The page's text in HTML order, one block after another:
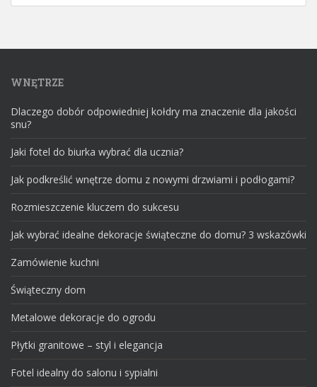
WNĘTRZE
Dlaczego dobór odpowiedniej kołdry ma znaczenie dla jakości
snu?
Jaki fotel do biurka wybrać dla ucznia?
Jak podkreślić wnętrze domu z nowymi drzwiami i podłogami?
Rozmieszczenie kluczem do sukcesu
Jak wybrać idealne dekoracje świąteczne do domu? 3 wskazówki
Zamówienie kuchni
Świąteczny dom
Metalowe dekoracje do ogrodu
Płytki granitowe – styl i elegancja
Fotel idealny do salonu i sypialni